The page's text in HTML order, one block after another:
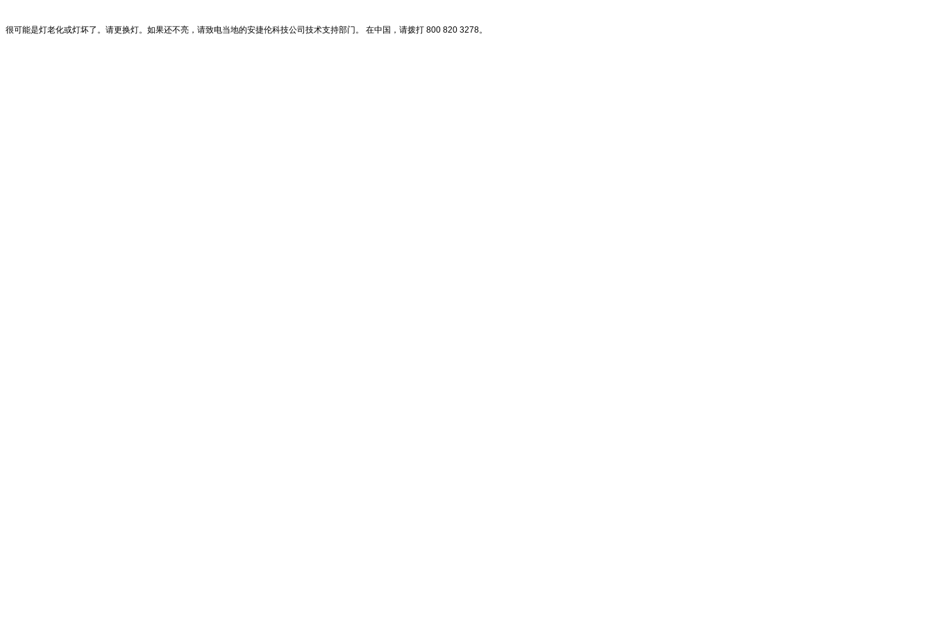
很可能是灯老化或灯坏了。请更换灯。如果还不亮，请致电当地的安捷伦科技公司技术支持部门。 在中国，请拨打 800 820 3278。